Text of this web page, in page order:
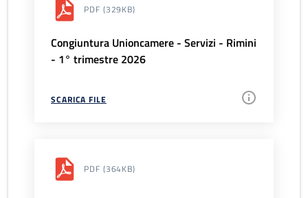
PDF (329KB)
Congiuntura Unioncamere - Servizi - Rimini
- 1° trimestre 2026
SCARICA FILE
PDF (364KB)